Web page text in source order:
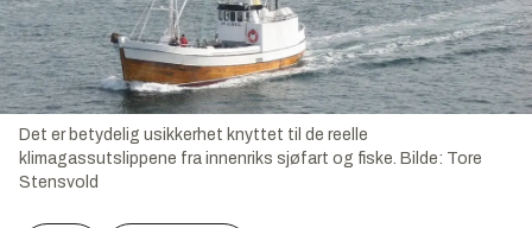
Det er betydelig usikkerhet knyttet til de reelle
klimagassutslippene fra innenriks sjøfart og fiske. Bilde: Tore
Stensvold